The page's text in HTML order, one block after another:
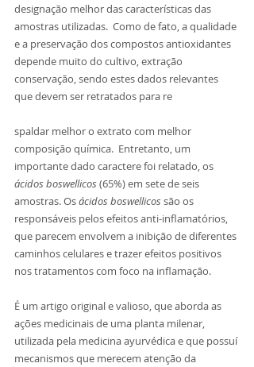
designação melhor das características das
amostras utilizadas.  Como de fato, a qualidade
e a preservação dos compostos antioxidantes
depende muito do cultivo, extração
conservação, sendo estes dados relevantes
que devem ser retratados para re
spaldar melhor o extrato com melhor
composição química.  Entretanto, um
importante dado caractere foi relatado, os
ácidos boswellicos (65%) em sete de seis
amostras. Os ácidos boswellicos são os
responsáveis pelos efeitos anti-inflamatórios,
que parecem envolvem a inibição de diferentes
caminhos celulares e trazer efeitos positivos
nos tratamentos com foco na inflamação.
É um artigo original e valioso, que aborda as
ações medicinais de uma planta milenar,
utilizada pela medicina ayurvédica e que possuí
mecanismos que merecem atenção da